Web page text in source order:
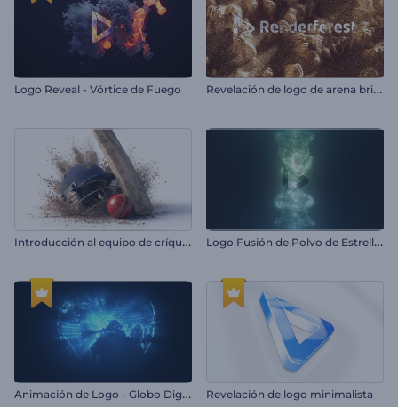
Logo Reveal - Vórtice de Fuego R
evelación de logo de arena brillante
I
ntroducción al equipo de críquet L
ogo Fusión de Polvo de Estrellas
A
nimación de Logo - Globo Digital Revelación de logo minimalista